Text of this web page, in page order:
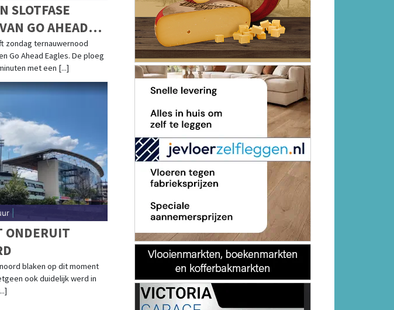
SLOTFASE
GO AHEAD
zondag ternauwernood
Go Ahead Eagles. De ploeg
met een [...]
|
ONDERUIT
blaken op dit moment
ook duidelijk werd in